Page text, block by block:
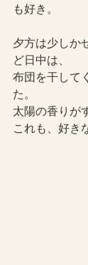
も好き。
夕方は少しか
ど日中は、
布団を干して
た。
太陽の香りが
これも、好き